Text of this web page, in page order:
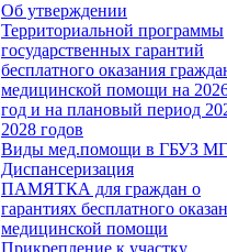
Об утверждении
Территориальной программы
государственных гарантий
бесплатного оказания
медицинской помощи на
год и на плановый период
2028 годов
Виды мед.помощи в ГБУЗ
Диспансеризация
ПАМЯТКА для граждан о
гарантиях бесплатного
медицинской помощи
Прикрепление к участку